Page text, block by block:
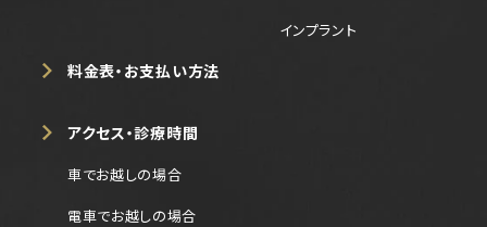
インプラント
料金表・お支払い方法
アクセス・診療時間
車でお越しの場合
電車でお越しの場合